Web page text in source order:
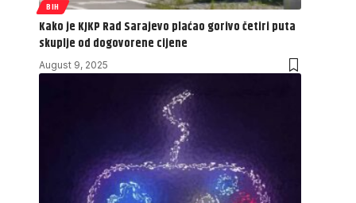
BIH
Kako je KJKP Rad Sarajevo plaćao gorivo četiri puta
skuplje od dogovorene cijene
August 9, 2025